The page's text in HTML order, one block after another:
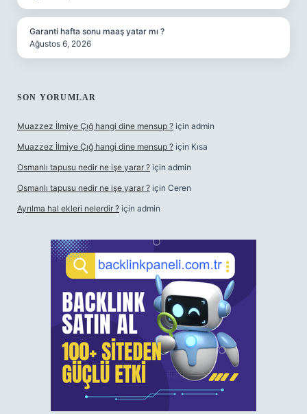
Garanti hafta sonu maaş yatar mı ?
Ağustos 6, 2026
SON YORUMLAR
Muazzez İlmiye Çığ hangi dine mensup ? için admin
Muazzez İlmiye Çığ hangi dine mensup ? için Kısa
Osmanlı tapusu nedir ne işe yarar ? için admin
Osmanlı tapusu nedir ne işe yarar ? için Ceren
Ayrılma hal ekleri nelerdir ? için admin